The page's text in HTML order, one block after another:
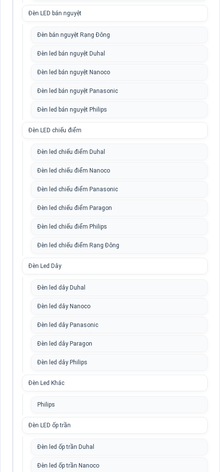
Đèn LED bán nguyệt
Đèn bán nguyệt Rạng Đông
Đèn led bán nguyệt Duhal
Đèn led bán nguyệt Nanoco
Đèn led bán nguyệt Panasonic
Đèn led bán nguyệt Philips
Đèn LED chiếu điểm
Đèn led chiếu điểm Duhal
Đèn led chiếu điểm Nanoco
Đèn led chiếu điểm Panasonic
Đèn led chiếu điểm Paragon
Đèn led chiếu điểm Philips
Đèn led chiếu điểm Rạng Đông
Đèn Led Dây
Đèn led dây Duhal
Đèn led dây Nanoco
Đèn led dây Panasonic
Đèn led dây Paragon
Đèn led dây Philips
Đèn Led Khác
Philips
Đèn LED ốp trần
Đèn led ốp trần Duhal
Đèn led ốp trần Nanoco